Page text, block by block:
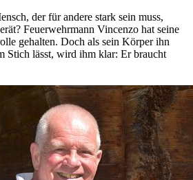
der für andere stark sein muss,
Feuerwehrmann Vincenzo hat seine
gehalten. Doch als sein Körper ihn
Stich lässt, wird ihm klar: Er braucht